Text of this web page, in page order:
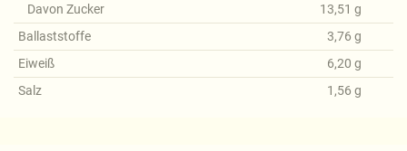
Davon Zucker
Ballaststoffe
Eiweiß
Salz
13,51 g
3,76 g
6,20 g
1,56 g